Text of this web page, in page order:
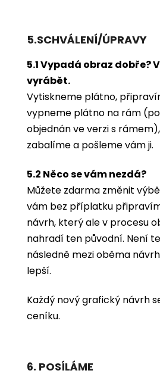
5.SCHVÁLENÍ/ÚPRAVY
5.1 Vypadá obraz dobře?
vyrábět.
Vytiskneme plátno,
vypneme plátno na rám
objednán ve verzi s
zabalíme a pošleme vám ji.
5.2 Něco se vám nezdá?
Můžete zdarma změnit
vám bez příplatku
návrh, který ale v procesu
nahradí ten původní. Není
následně mezi oběma
lepší.
Každý nový grafický návrh
ceníku.
6. POSÍLÁME